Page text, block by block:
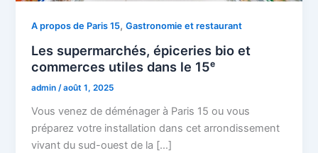
A propos de Paris 15,Gastronomie et restaurant
Les supermarchés, épiceries bio et
commerces utiles dans le 15ᵉ
admin/août 1, 2025
Vous venez de déménager à Paris 15 ou vous
préparez votre installation dans cet arrondissement
vivant du sud-ouest de la […]